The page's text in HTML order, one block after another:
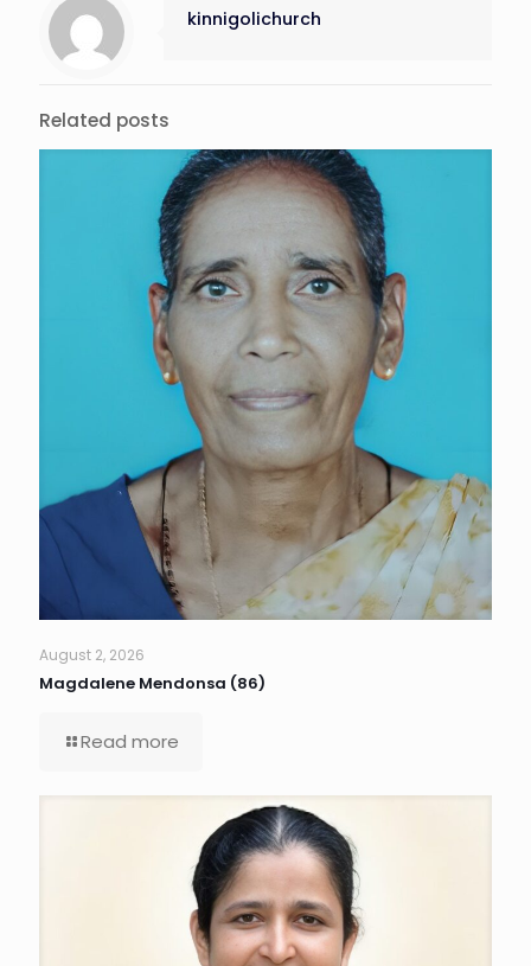
kinnigolichurch
Related posts
August 2, 2026
Magdalene Mendonsa (86)
Read more